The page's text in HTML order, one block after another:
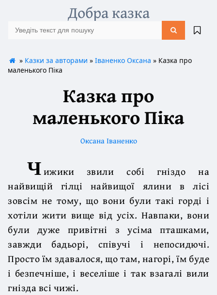
Добра казка
» Казки за авторами » Іваненко Оксана » Казка про
маленького Піка
Казка про
маленького Піка
Оксана Іваненко
Чижики звили собі гніздо на
найвищій гілці найвищої ялини в лісі
зовсім не тому, що вони були такі горді і
хотіли жити вище від усіх. Навпаки, вони
були дуже привітні з усіма пташками,
завжди бадьорі, співучі і непосидючі.
Просто їм здавалося, що там, нагорі, їм буде
і безпечніше, і веселіше і так взагалі вили
гнізда всі чижі.